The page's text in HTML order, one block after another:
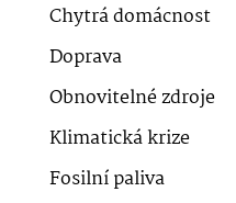
Chytrá domácnost
Doprava
Obnovitelné zdroje
Klimatická krize
Fosilní paliva